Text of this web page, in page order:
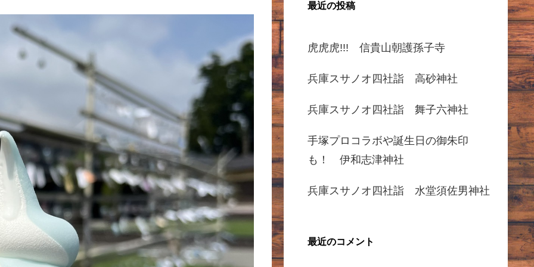
最近の投稿
虎虎虎!!! 信貴山朝護孫子寺
兵庫スサノオ四社詣 高砂神社
兵庫スサノオ四社詣 舞子六神社
手塚プロコラボや誕生日の御朱印
も！ 伊和志津神社
兵庫スサノオ四社詣 水堂須佐男神社
最近のコメント